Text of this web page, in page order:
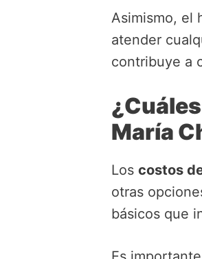
Asimismo, el
atender
contribuye a
María
Los costos
otras
básicos que